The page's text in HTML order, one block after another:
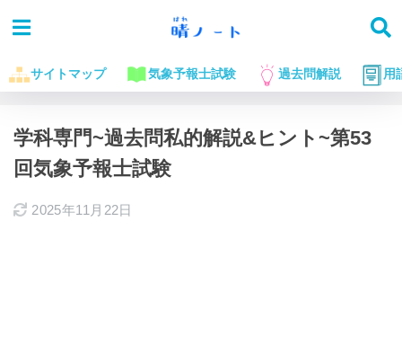
サイトマップ 気象予報士試験 過去問解説 用
ホーム 気象予報士試験に役立つお話 過去問解説
学科専門~過去問私的解説&ヒント~第53
回気象予報士試験
2025年11月22日